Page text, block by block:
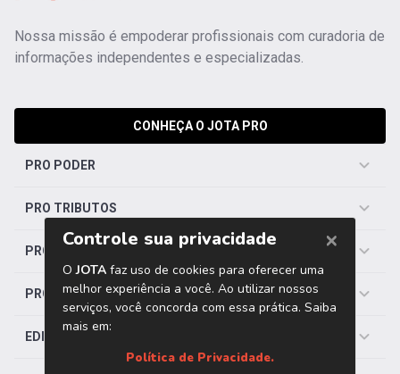
Nossa missão é empoderar profissionais com curadoria de
informações independentes e especializadas.
CONHEÇA O JOTA PRO
PRO PODER
PRO TRIBUTOS
PRO TRABALHISTA
PRO SAÚDE
EDITORIAS